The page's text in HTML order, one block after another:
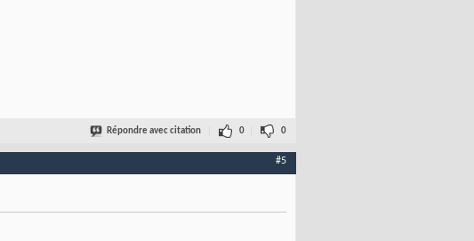
Répondre avec citation 0 0
#5